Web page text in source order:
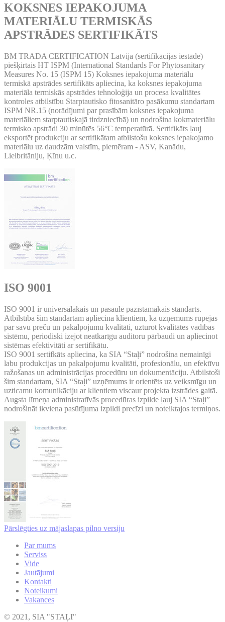
KOKSNES IEPAKOJUMA
MATERIĀLU TERMISKĀS
APSTRĀDES SERTIFIKĀTS
BM TRADA CERTIFICATION Latvija (sertifikācijas iestāde)
piešķirtais HT ISPM (International Standards For Phytosanitary
Measures No. 15 (ISPM 15) Koksnes iepakojuma materiālu
termiskā apstrādes sertifikāts apliecina, ka koksnes iepakojuma
materiāla termiskās apstrādes tehnoloģija un procesa kvalitātes
kontroles atbilstību Starptautisko fitosanitāro pasākumu standartam
ISPM NR.15 (norādījumi par prasībām koksnes iepakojuma
materiāliem starptautiskajā tirdzniecībā) un nodrošina kokmateriālu
termisko apstrādi 30 minūtēs 56°C temperatūrā. Sertifikāts ļauj
eksportēt produkciju ar sertifikātam atbilstošu koksnes iepakojamo
materiālu uz daudzām valstīm, piemēram - ASV, Kanādu,
Lielbritāniju, Ķīnu u.c.
ISO 9001
ISO 9001 ir universālākais un pasaulē pazīstamākais standarts.
Atbilstība šim standartam apliecina klientiem, ka uzņēmums rūpējas
par savu preču un pakalpojumu kvalitāti, uzturot kvalitātes vadības
sistēmu, periodiski izejot neatkarīgu auditoru pārbaudi un apliecinot
sistēmas efektivitāti ar sertifikātu.
ISO 9001 sertifkāts apliecina, ka SIA “Staļi” nodrošina nemainīgi
labu produkcijas un pakalpojumu kvalitāti, profesionālu, un efektīvu
ražošanas un administrācijas procedūru un dokumentāciju. Atbilstoši
šim standartam, SIA “Staļi” uzņēmums ir orientēts uz veiksmīgu un
uzticamu komunikāciju ar klientiem viscaur projekta izstrādes gaitā.
Augsta līmeņa administratīvās procedūras izpilde ļauj SIA “Staļi”
nodrošināt ikviena pasūtījuma izpildi precīzi un noteiktajos termiņos.
Pārslēgties uz mājaslapas pilno versiju
Par mums
Serviss
Vide
Jautājumi
Kontakti
Noteikumi
Vakances
© 2021, SIA "STAĻI"